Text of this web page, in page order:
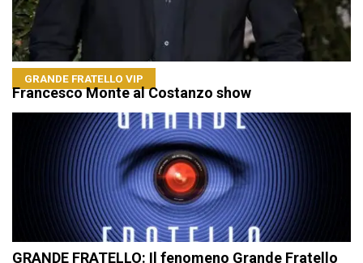
GRANDE FRATELLO VIP
Francesco Monte al Costanzo show
GRANDE FRATELLO: Il fenomeno Grande Fratello